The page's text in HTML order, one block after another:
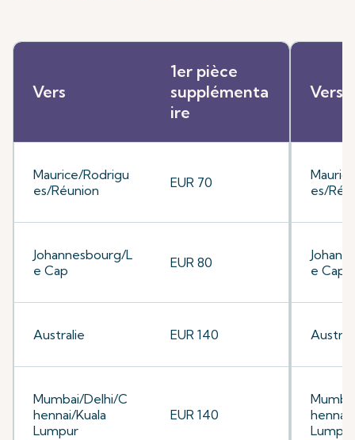
Vers
1er pièce
supplémenta
ire
Maurice/Rodrigu
es/Réunion
EUR 70
Johannesbourg/L
e Cap
EUR 80
Australie EUR 140
Mumbai/Delhi/C
hennai/Kuala
Lumpur
EUR 140
Vers
es/
e Cap
hennai/
Lumpur